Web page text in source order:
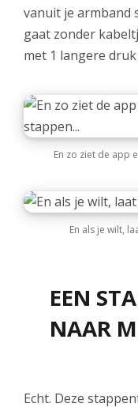
vanuit je armband
gaat zonder
met 1 langere
En zo ziet de app
En als je wilt,
EEN
NAAR
Echt. Deze